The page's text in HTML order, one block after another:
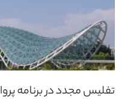
تفلیس مجدد در برنامه